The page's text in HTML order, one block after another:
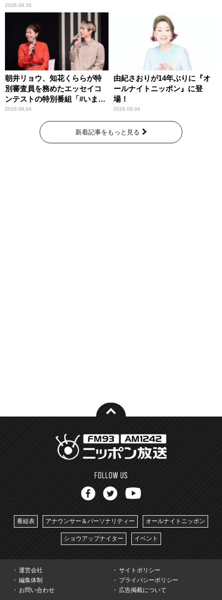
わりパーソナリティ
2026.08.05
朝井リョウ、知花くららが特
別審査員を務めたエッセイコ
ンテストの特別番組「#いまあ
なたに伝えたいこと」
2026.08.04
由紀さおりが14年ぶりに『オ
ールナイトニッポン』に登
場！
2026.08.04
新着記事をもっと見る
番組表 アナウンサー＆パーソナリティー オールナイトニッポン
ショウアップナイター イベント
運営会社
サイトポリシー
編集体制
プライバシーポリシー
お問い合わせ
広告掲載について